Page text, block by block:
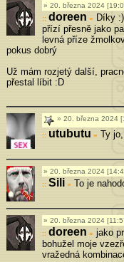
20. března 2024
doreen »
Díky
přízí přesně jako
levná příze
pokus dobrý
Už mám rozjetý další,
přestal líbit :D
20. března 2024
utubutu » Ty
20. března 2024
Sili » To je
20. března 2024
doreen » jako
bohužel moje
vražedná